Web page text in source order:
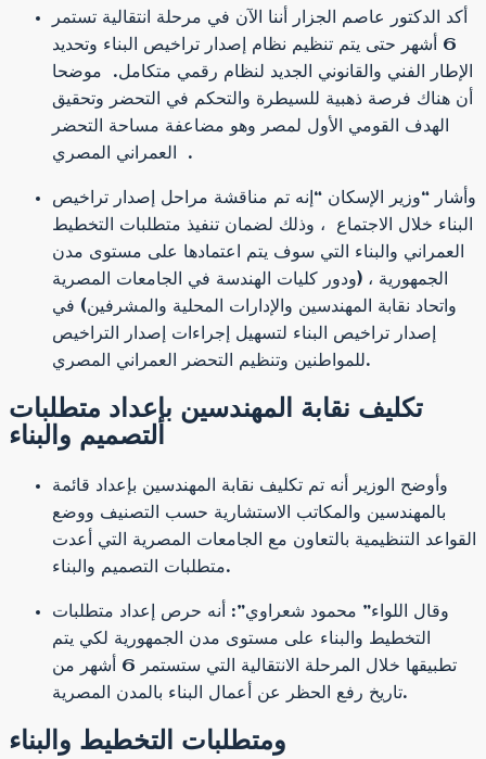
أكد الدكتور عاصم الجزار أننا الآن في مرحلة انتقالية تستمر
6 أشهر حتى يتم تنظيم نظام إصدار تراخيص البناء وتحديد
الإطار الفني والقانوني الجديد لنظام رقمي متكامل. موضحا
أن هناك فرصة ذهبية للسيطرة والتحكم في التحضر وتحقيق
الهدف القومي الأول لمصر وهو مضاعفة مساحة التحضر
العمراني المصري .
وأشار “وزير الإسكان “إنه تم مناقشة مراحل إصدار تراخيص
البناء خلال الاجتماع ، وذلك لضمان تنفيذ متطلبات التخطيط
العمراني والبناء التي سوف يتم اعتمادها على مستوى مدن
الجمهورية ، (ودور كليات الهندسة في الجامعات المصرية
واتحاد نقابة المهندسين والإدارات المحلية والمشرفين) في
إصدار تراخيص البناء لتسهيل إجراءات إصدار التراخيص
للمواطنين وتنظيم التحضر العمراني المصري.
تكليف نقابة المهندسين بإعداد متطلبات
التصميم والبناء
وأوضح الوزير أنه تم تكليف نقابة المهندسين بإعداد قائمة
بالمهندسين والمكاتب الاستشارية حسب التصنيف ووضع
القواعد التنظيمية بالتعاون مع الجامعات المصرية التي أعدت
متطلبات التصميم والبناء.
وقال اللواء” محمود شعراوي”: أنه حرص إعداد متطلبات
التخطيط والبناء على مستوى مدن الجمهورية لكي يتم
تطبيقها خلال المرحلة الانتقالية التي ستستمر 6 أشهر من
تاريخ رفع الحظر عن أعمال البناء بالمدن المصرية.
ومتطلبات التخطيط والبناء